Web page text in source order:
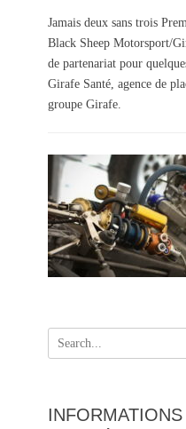
s
t
o
n
t
h
Jamais deux sans trois
Black Sheep Motorsport/
de partenariat pour
Girafe Santé, agence de
groupe Girafe.
Search
for:
INFORMATIONS